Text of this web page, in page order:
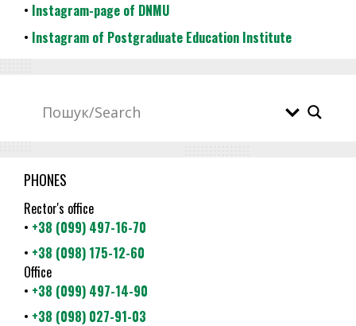
• Instagram-page of DNMU
• Instagram of Postgraduate Education Institute
PHONES
Rector's office
• +38 (099) 497-16-70
• +38 (098) 175-12-60
Office
• +38 (099) 497-14-90
• +38 (098) 027-91-03